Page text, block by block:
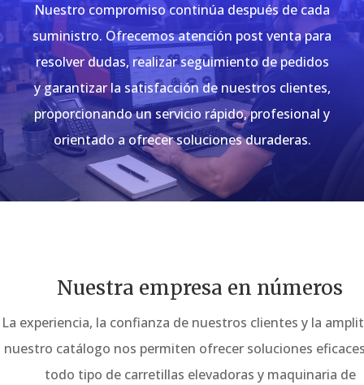
Nuestro compromiso continúa después de cada
suministro. Ofrecemos atención post venta para
resolver dudas, realizar seguimiento de pedidos
y garantizar la satisfacción de nuestros clientes,
proporcionando un servicio rápido, profesional y
orientado a ofrecer soluciones duraderas.
Nuestra empresa en números
La experiencia, la confianza de nuestros clientes y la
nuestro catálogo nos permiten ofrecer soluciones
todo tipo de carretillas elevadoras y maquinaria de